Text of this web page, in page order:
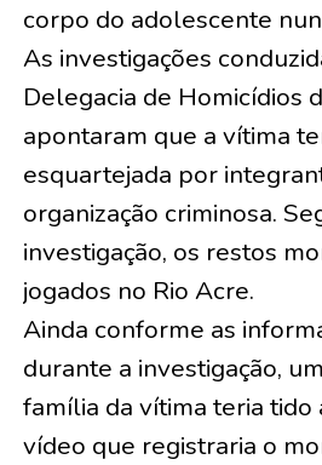
corpo do adolescente
As investigações
Delegacia de Homicídios
apontaram que a vítima
esquartejada por
organização criminosa.
investigação, os restos
jogados no Rio Acre.
Ainda conforme as
durante a investigação,
família da vítima teria tido
vídeo que registraria o